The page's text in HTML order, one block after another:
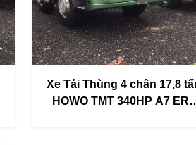
Xe Tải Thùng 4 chân 17,8 tấn
HOWO TMT 340HP A7 ER5